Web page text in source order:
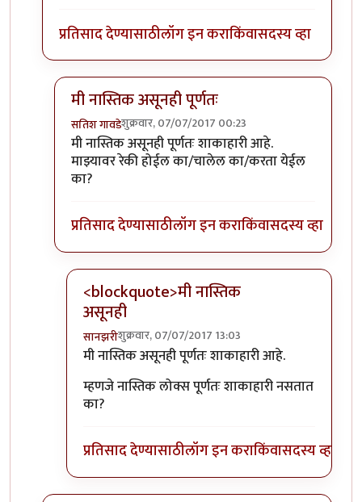
प्रतिसाद देण्यासाठीलॉग इन कराकिंवासदस्य व्हा
मी नास्तिक असूनही पूर्णतः
सतिश गावडेशुक्रवार, 07/07/2017 00:23
In reply toतुमचा दुसरा प्रश्न मलाही पडला
मी नास्तिक असूनही पूर्णतः शाकाहारी आहे.
माझ्यावर रेकी होईल का/चालेल का/करता येईल
का?
प्रतिसाद देण्यासाठीलॉग इन कराकिंवासदस्य व्हा
<blockquote>मी नास्तिक
असूनही
सानझरीशुक्रवार, 07/07/2017 13:03
In reply toमी नास्तिक असूनही पूर्णतःby
मी नास्तिक असूनही पूर्णतः शाकाहारी आहे.
म्हणजे नास्तिक लोक्स पूर्णतः शाकाहारी नसतात
का?
प्रतिसाद देण्यासाठीलॉग इन कराकिंवासदस्य व्हा